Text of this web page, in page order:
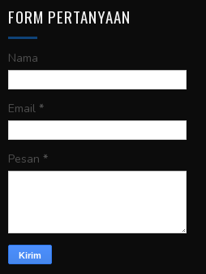
FORM PERTANYAAN
Nama
Email *
Pesan *